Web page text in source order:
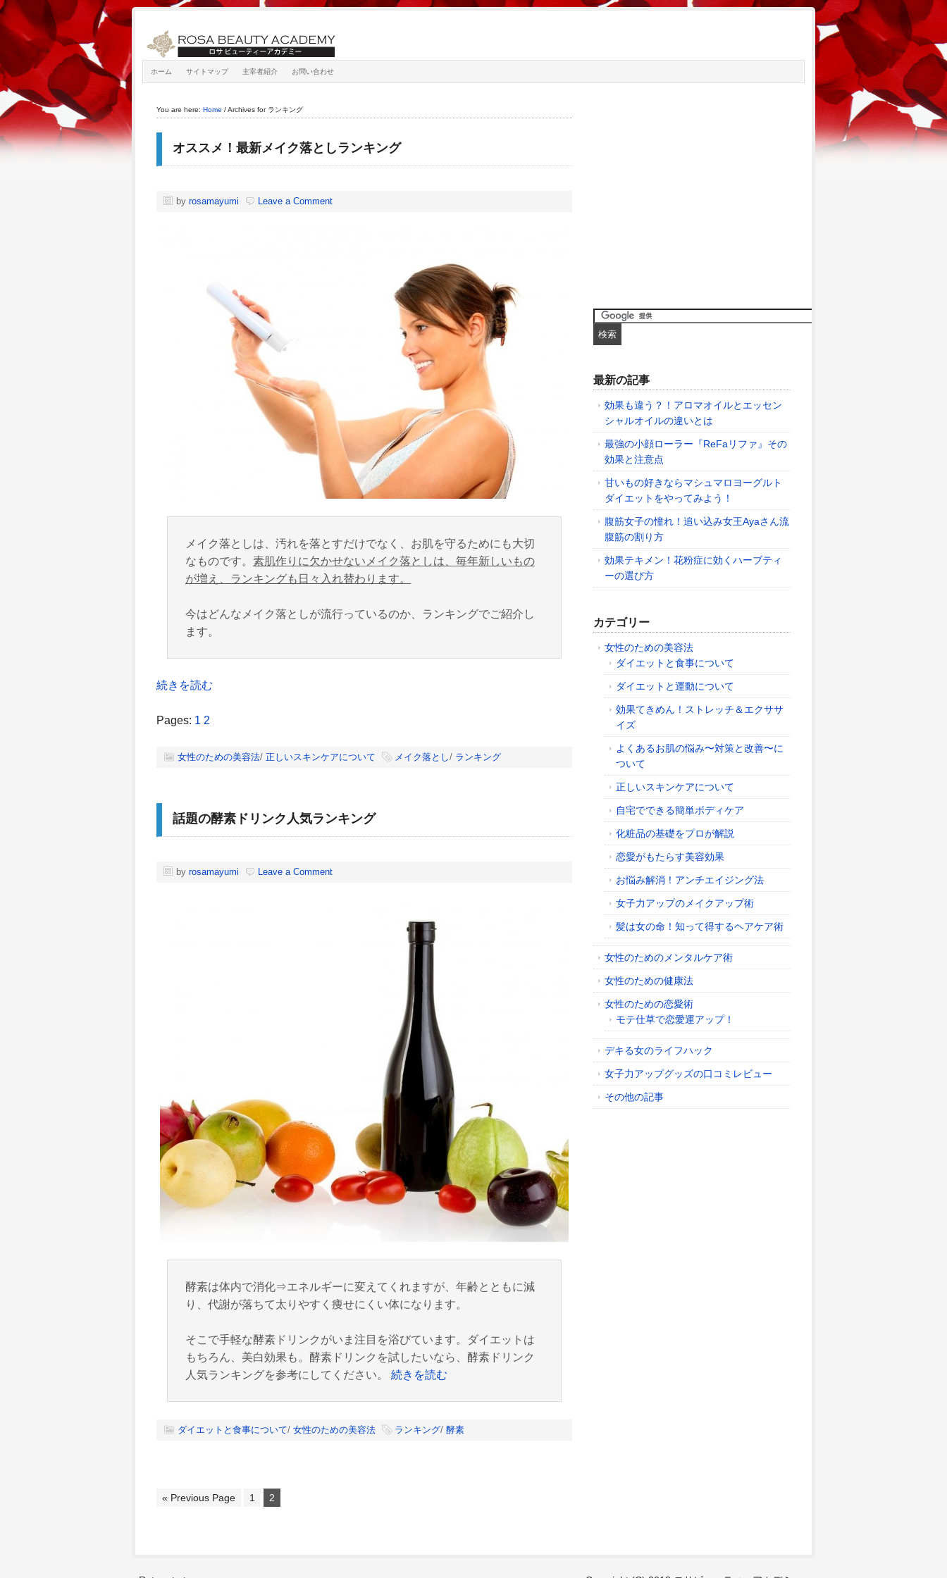
ホーム サイトマップ 主宰者紹介 お問い合わせ
You are here: Home /Archives for ランキング
オススメ！最新メイク落としランキング
by rosamayumi Leave a Comment
メイク落としは、汚れを落とすだけでなく、お肌を守るためにも大切
なものです。 素肌作りに欠かせないメイク落としは、毎年新しいもの
が増え、ランキングも日々入れ替わります。
今はどんなメイク落としが流行っているのか、ランキングでご紹介し
ます。
続きを読む
Pages: 1 2
女性のための美容法/ 正しいスキンケアについて メイク落とし/ ランキング
話題の酵素ドリンク人気ランキング
by rosamayumi Leave a Comment
酵素は体内で消化⇒エネルギーに変えてくれますが、年齢とともに減
り、代謝が落ちて太りやすく痩せにくい体になります。
そこで手軽な酵素ドリンクがいま注目を浴びています。ダイエットは
もちろん、美白効果も。酵素ドリンクを試したいなら、酵素ドリンク
人気ランキングを参考にしてください。 続きを読む
ダイエットと食事について/ 女性のための美容法 ランキング/ 酵素
« Previous Page 1 2
最新の記事
効果も違う？！アロマオイルとエッセン
シャルオイルの違いとは
最強の小顔ローラー『ReFaリファ』その
効果と注意点
甘いもの好きならマシュマロヨーグルト
ダイエットをやってみよう！
腹筋女子の憧れ！追い込み女王Ayaさん流
腹筋の割り方
効果テキメン！花粉症に効くハーブティ
ーの選び方
カテゴリー
女性のための美容法
ダイエットと食事について
ダイエットと運動について
効果てきめん！ストレッチ＆エクササ
イズ
よくあるお肌の悩み〜対策と改善〜に
ついて
正しいスキンケアについて
自宅でできる簡単ボディケア
化粧品の基礎をプロが解説
恋愛がもたらす美容効果
お悩み解消！アンチエイジング法
女子力アップのメイクアップ術
髪は女の命！知って得するヘアケア術
女性のためのメンタルケア術
女性のための健康法
女性のための恋愛術
モテ仕草で恋愛運アップ！
デキる女のライフハック
女子力アップグッズの口コミレビュー
その他の記事